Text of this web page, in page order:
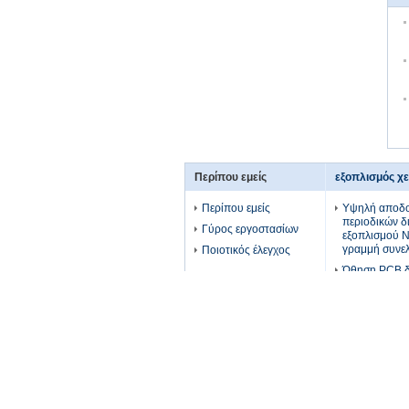
Περίπου εμείς
Περίπου εμείς
Γύρος εργοστασίων
Ποιοτικός έλεγχος
εξοπλισμός
Υψηλή
περιοδικών
εξοπλισμού
γραμμή
Ώθηση PCB